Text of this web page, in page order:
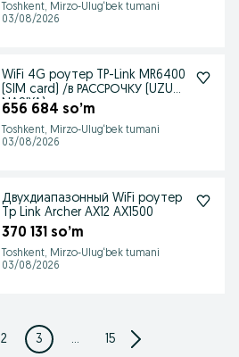
Toshkent, Mirzo-Ulug‘bek tumani
03/08/2026
WiFi 4G роутер TP-Link MR6400
(SIM card) /в РАССРОЧКУ (UZUM
NASIYA)
656 684 so’m
Toshkent, Mirzo-Ulug‘bek tumani
03/08/2026
Двухдиапазонный WiFi роутер
Tp Link Archer AX12 AX1500
370 131 so’m
Toshkent, Mirzo-Ulug‘bek tumani
03/08/2026
2 3 ... 15